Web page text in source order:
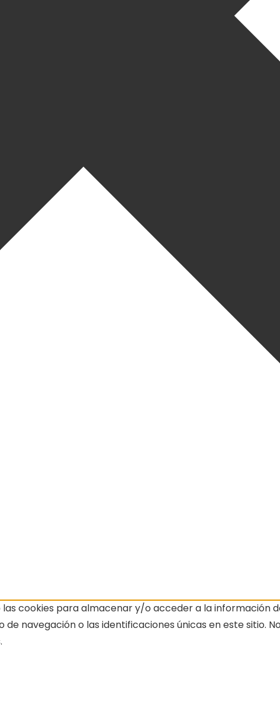
cookies para almacenar y/o acceder a la información
navegación o las identificaciones únicas en este sitio.